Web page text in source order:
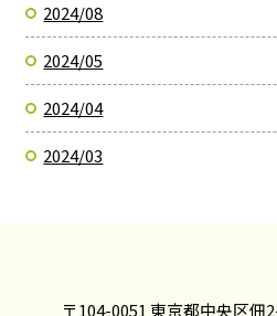
2024/08
2024/05
2024/04
2024/03
〒104-0051 東京都中央区